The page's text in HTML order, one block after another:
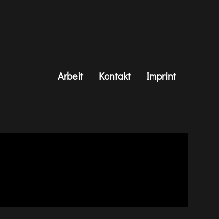
Arbeit Kontakt Imprint